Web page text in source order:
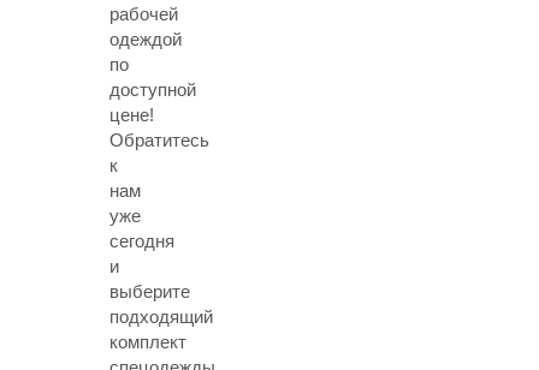
рабочей
одеждой
по
доступной
цене!
Обратитесь
к
нам
уже
сегодня
и
выберите
подходящий
комплект